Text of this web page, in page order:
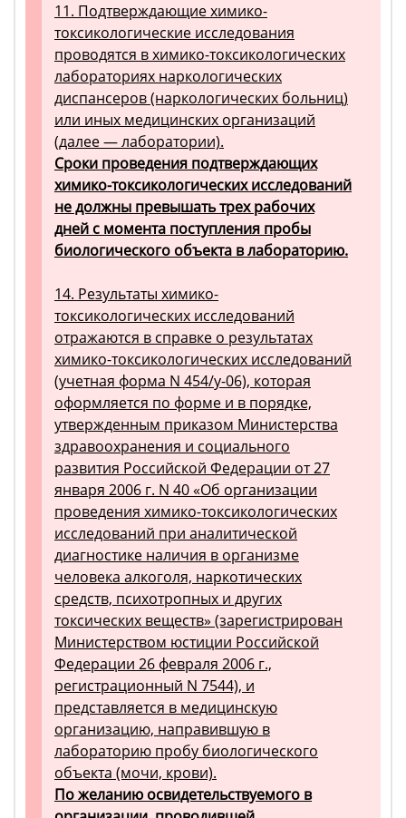
11. Подтверждающие химико-
токсикологические исследования
проводятся в химико-токсикологических
лабораториях наркологических
диспансеров (наркологических больниц)
или иных медицинских организаций
(далее — лаборатории).
Сроки проведения подтверждающих
химико-токсикологических исследований
не должны превышать трех рабочих
дней с момента поступления пробы
биологического объекта в лабораторию.
14. Результаты химико-
токсикологических исследований
отражаются в справке о результатах
химико-токсикологических исследований
(учетная форма N 454/у-06), которая
оформляется по форме и в порядке,
утвержденным приказом Министерства
здравоохранения и социального
развития Российской Федерации от 27
января 2006 г. N 40 «Об организации
проведения химико-токсикологических
исследований при аналитической
диагностике наличия в организме
человека алкоголя, наркотических
средств, психотропных и других
токсических веществ» (зарегистрирован
Министерством юстиции Российской
Федерации 26 февраля 2006 г.,
регистрационный N 7544), и
представляется в медицинскую
организацию, направившую в
лабораторию пробу биологического
объекта (мочи, крови).
По желанию освидетельствуемого в